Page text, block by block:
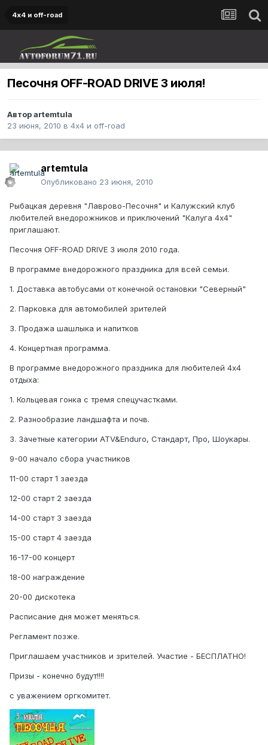
4х4 и off-road
Песочня OFF-ROAD DRIVE 3 июля!
Авторartemtula
23 июня, 2010 в 4х4 и off-road
artemtula
Опубликовано 23 июня, 2010
Рыбацкая деревня "Лаврово-Песочня" и Калужский клуб
любителей внедорожников и приключений "Калуга 4х4"
приглашают.
Песочня OFF-ROAD DRIVE 3 июля 2010 года.
В программе внедорожного праздника для всей семьи.
1. Доставка автобусами от конечной остановки "Северный"
2. Парковка для автомобилей зрителей
3. Продажа шашлыка и напитков
4. Концертная программа.
В программе внедорожного праздника для любителей 4х4
отдыха:
1. Кольцевая гонка с тремя спецучастками.
2. Разнообразие ландшафта и почв.
3. Зачетные категории ATV&Enduro, Стандарт, Про, Шоукары.
9-00 начало сбора участников
11-00 старт 1 заезда
12-00 старт 2 заезда
14-00 старт 3 заезда
15-00 старт 4 заезда
16-17-00 концерт
18-00 награждение
20-00 дискотека
Расписание дня может меняться.
Регламент позже.
Приглашаем участников и зрителей. Участие - БЕСПЛАТНО!
Призы - конечно будут!!!!
с уважением оргкомитет.